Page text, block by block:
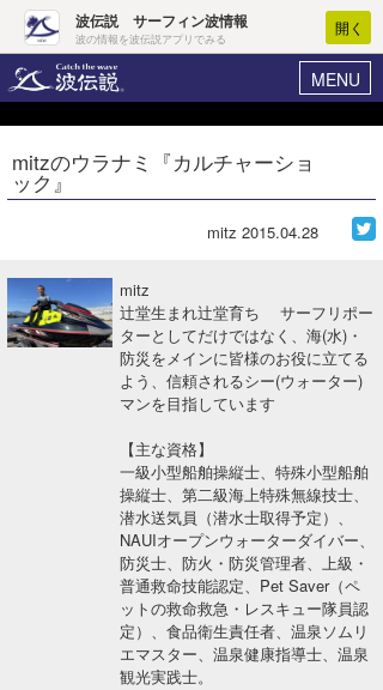
波伝説 サーフィン波情報
波の情報を波伝説アプリでみる
開く
MENU
ヘルプ マイホーム
ログイン
波情報･概況
WAVE HUNTER波予想ツール
サーフィンエリアガイド
会員メニュー
今月のプレゼント
mitzのウラナミ『カルチャーショ
ック』
mitz 2015.04.28
mitz
辻堂生まれ辻堂育ち サーフリポー
ターとしてだけではなく、海(水)・
防災をメインに皆様のお役に立てる
よう、信頼されるシー(ウォーター)
マンを目指しています
【主な資格】
一級小型船舶操縦士、特殊小型船舶
操縦士、第二級海上特殊無線技士、
潜水送気員（潜水士取得予定）、
NAUIオープンウォーターダイバー、
防災士、防火・防災管理者、上級・
普通救命技能認定、Pet Saver（ペ
ットの救命救急・レスキュー隊員認
定）、食品衛生責任者、温泉ソムリ
エマスター、温泉健康指導士、温泉
観光実践士。
Core Surf Japan
アート＆エンタメ
ショップ情報
ショップ情報
ルール＆How to